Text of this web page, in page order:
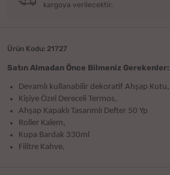
kargoya verilecektir.
Ürün Kodu: 21727
Satın Almadan Önce Bilmeniz Gerekenler:
Devamlı kullanabilir dekoratif Ahşap Kutu,
Kişiye Özel Dereceli Termos,
Ahşap Kapaklı Tasarımlı Defter 50 Yp
Roller Kalem,
Kupa Bardak 330ml
Filitre Kahve,